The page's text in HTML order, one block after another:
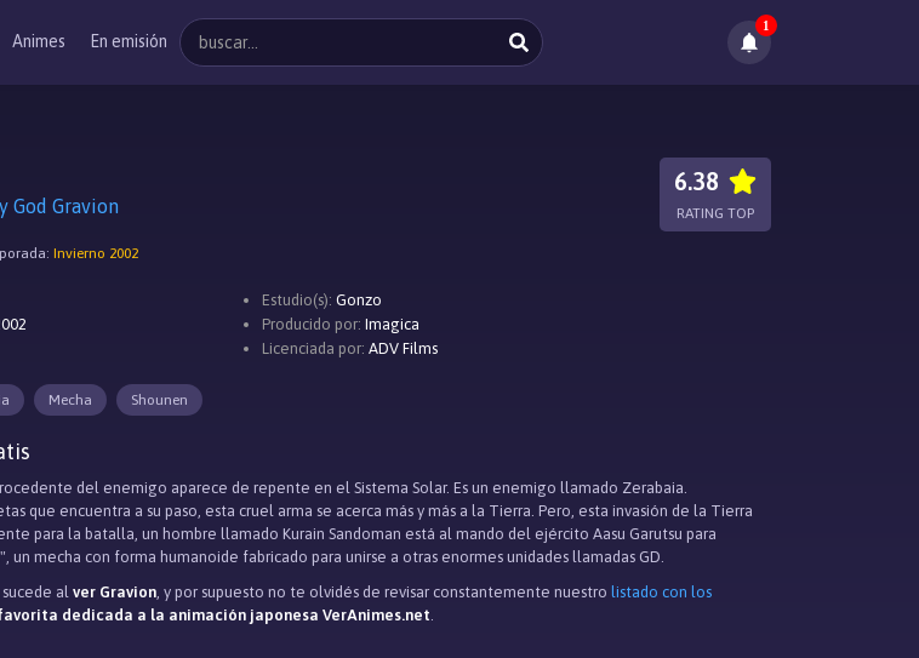
Animes En emisión
1
God Gravion
Invierno 2002
6.38
RATING TOP
Estudio(s): Gonzo
Producido por: Imagica
Licenciada por: ADV Films
Mecha Shounen
del enemigo aparece de repente en el Sistema Solar. Es un enemigo llamado Zerabaia.
que encuentra a su paso, esta cruel arma se acerca más y más a la Tierra. Pero, esta invasión de la Tierra
para la batalla, un hombre llamado Kurain Sandoman está al mando del ejército Aasu Garutsu para
un mecha con forma humanoide fabricado para unirse a otras enormes unidades llamadas GD.
al ver Gravion, y por supuesto no te olvidés de revisar constantemente nuestro listado con los
dedicada a la animación japonesa VerAnimes.net.